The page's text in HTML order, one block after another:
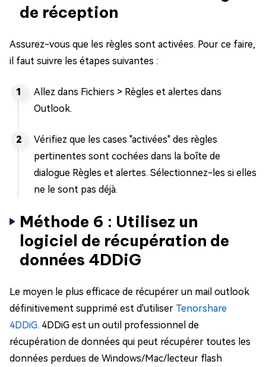
de réception
Assurez-vous que les règles sont activées. Pour ce faire,
il faut suivre les étapes suivantes :
Allez dans Fichiers > Règles et alertes dans
Outlook.
Vérifiez que les cases "activées" des règles
pertinentes sont cochées dans la boîte de
dialogue Règles et alertes. Sélectionnez-les si elles
ne le sont pas déjà.
Méthode 6 : Utilisez un
logiciel de récupération de
données 4DDiG
Le moyen le plus efficace de récupérer un mail outlook
définitivement supprimé est d'utiliser Tenorshare
4DDiG. 4DDiG est un outil professionnel de
récupération de données qui peut récupérer toutes les
données perdues de Windows/Mac/lecteur flash